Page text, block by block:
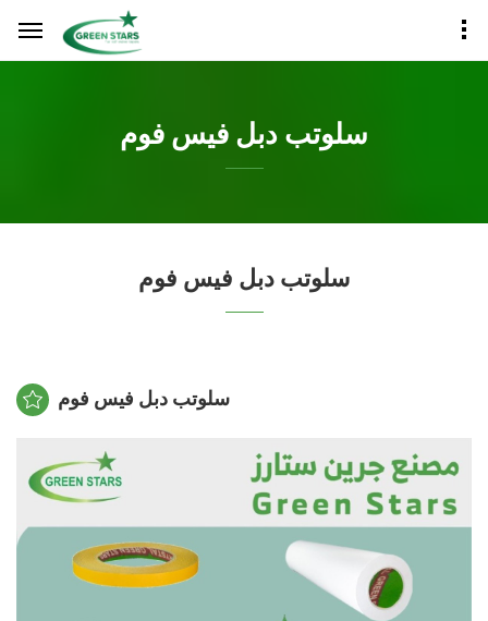
سلوتب دبل فيس فوم
سلوتب دبل فيس فوم
سلوتب دبل فيس فوم